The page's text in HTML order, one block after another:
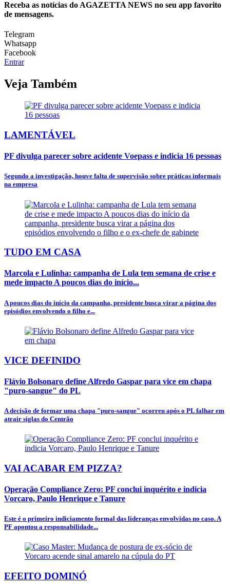
Receba as notícias do AGAZETTA NEWS no seu app favorito
de mensagens.
Telegram
Whatsapp
Facebook
Entrar
Veja Também
LAMENTÁVEL
PF divulga parecer sobre acidente Voepass e indicia 16 pessoas
Segundo a investigação, houve falta de supervisão sobre práticas informais
na empresa
TUDO EM CASA
Marcola e Lulinha: campanha de Lula tem semana de crise e
mede impacto A poucos dias do início...
A poucos dias do início da campanha, presidente busca virar a página dos
episódios envolvendo o filho e...
VICE DEFINIDO
Flávio Bolsonaro define Alfredo Gaspar para vice em chapa
"puro-sangue" do PL
A decisão de formar uma chapa "puro-sangue" ocorreu após o PL falhar em
atrair siglas do Centrão
VAI ACABAR EM PIZZA?
Operação Compliance Zero: PF conclui inquérito e indicia
Vorcaro, Paulo Henrique e Tanure
Este é o primeiro indiciamento formal das lideranças envolvidas no caso. A
PF apontou a responsabilidade...
EFEITO DOMINÓ